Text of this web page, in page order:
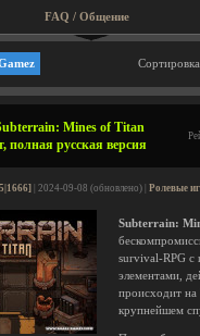
FAQ / Общение
Ролевые игры (RPG)
Mines of Titan
полная русская версия
| 2024-09-08 (обновлено) | Ролевые
Subterrain:
survival-RPG с
элементами,
происходит на
крупнейшем